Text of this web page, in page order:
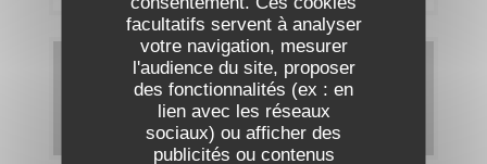
facultatifs servent à analyser
votre navigation, mesurer
l'audience du site, proposer
des fonctionnalités (ex : en
lien avec les réseaux
sociaux) ou afficher des
publicités ou contenus
Cartes & Menus
DÉCOUVRIR NOTRE CARTE